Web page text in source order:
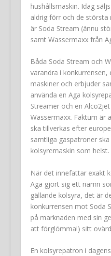
hushållsmaskin. Idag
aldrig förr och de största
är Soda Stream (ännu
samt Wassermaxx från
Båda Soda Stream och
varandra i konkurrensen,
maskiner och erbjuder
använda en Aga
Streamer och en
Wassermaxx. Faktum är
ska tillverkas efter
samtliga gaspatroner
kolsyremaskin som helst.
När det innefattar exakt
Aga gjort sig ett namn
gällande kolsyra, det är
konkurrensen mot Soda
på marknaden med sin
att förglömma!) sitt
En kolsyrepatron i